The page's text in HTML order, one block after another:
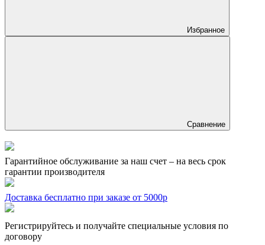
Избранное
Сравнение
Гарантийное обслуживание за наш счет – на весь срок
гарантии производителя
Доставка бесплатно при заказе от 5000р
Регистрируйтесь и получайте специальные условия по
договору